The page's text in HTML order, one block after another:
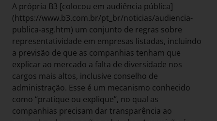
A própria B3 [colocou em audiência pública]
(https://www.b3.com.br/pt_br/noticias/audiencia-
publica-asg.htm) um conjunto de regras sobre
representatividade em empresas listadas, incluindo
a previsão de que as companhias tenham que
explicar ao mercado a falta de diversidade nos
cargos mais altos, inclusive conselho de
administração. Esse é um mecanismo conhecido
como “pratique ou explique”, no qual as
companhias precisam dar transparência ao